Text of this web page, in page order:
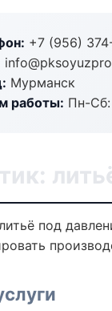
+7 (956)
Мурманск
работы: Пн-
под